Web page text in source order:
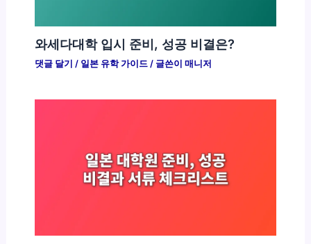
와세다대학 입시 준비, 성공 비결은?
댓글 달기 / 일본 유학 가이드/ 글쓴이 매니저